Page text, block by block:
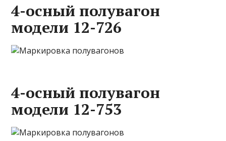
4-осный полувагон
модели 12-726
4-осный полувагон
модели 12-753